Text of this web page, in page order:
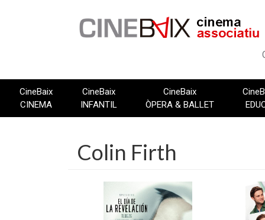
CineBaix
CINEMA
CineBaix
INFANTIL
CineBaix
ÒPERA & BALLET
Colin Firth